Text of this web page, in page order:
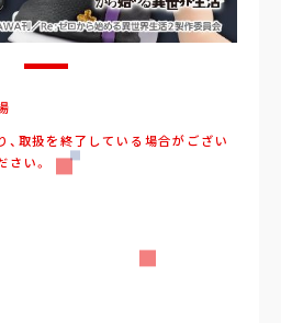
取扱を終了している場合がござい
い。